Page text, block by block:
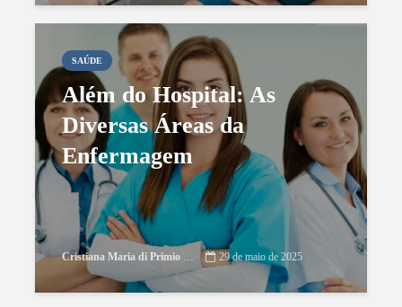
SAÚDE
Além do Hospital: As
Diversas Áreas da
Enfermagem
Cristiana Maria di Primio Gonçalves 29 de maio de 2025